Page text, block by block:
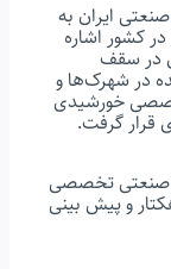
ایران به
کشور اشاره
در سقف
در شهرک‌ها و
خورشیدی
قرار گرفت.
صنعتی تخصصی
خورشیدی شال قزوین به وسعت ۷۸۵ هکتار و پیش بینی